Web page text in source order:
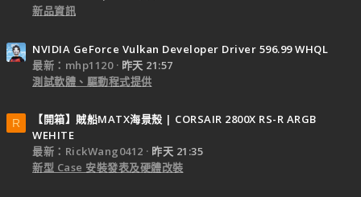
新品資訊
NVIDIA GeForce Vulkan Developer Driver 596.99 WHQL
最新：mhp1120
昨天 21:57
測試軟體、驅動程式提供
R
【開箱】賊船MATX海景殼 | CORSAIR 2800X RS-R ARGB
WEHITE
最新：RickWang0412
昨天 21:35
新型 Case 安裝發表及硬體改裝